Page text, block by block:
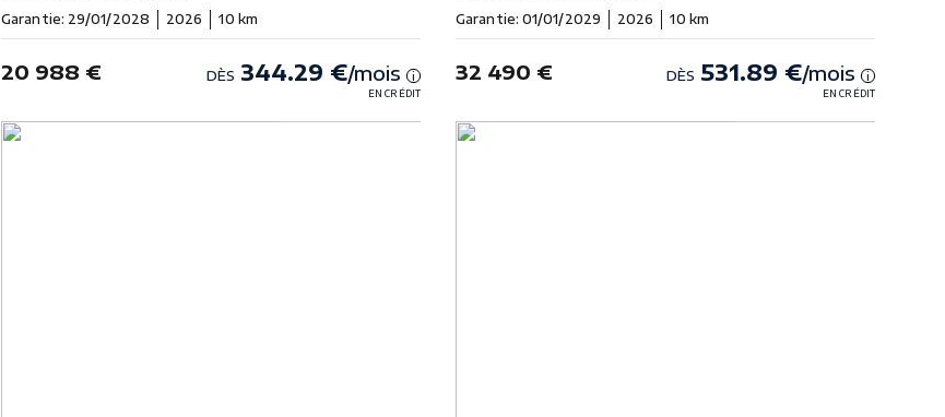
Garantie: 29/01/2028
2026 10 km
20 988 € DÈS 344.29 €/mois i
EN CRÉDIT
Garantie: 01/01/2029
2026 10 km
32 490 € DÈS 531.89 €/mois i
EN CRÉDIT